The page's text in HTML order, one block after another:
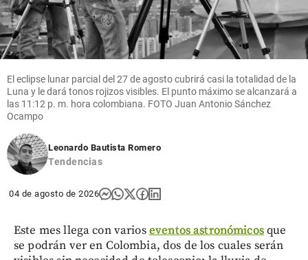
El eclipse lunar parcial del 27 de agosto cubrirá casi la totalidad de la
Luna y le dará tonos rojizos visibles. El punto máximo se alcanzará a
las 11:12 p. m. hora colombiana. FOTO Juan Antonio Sánchez
Ocampo
Leonardo Bautista Romero
Tendencias
04 de agosto de 2026
Este mes llega con varioseventos astronómicosque
se podrán ver en Colombia, dos de los cuales serán